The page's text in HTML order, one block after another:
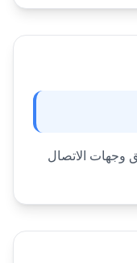
وجهات الاتصال